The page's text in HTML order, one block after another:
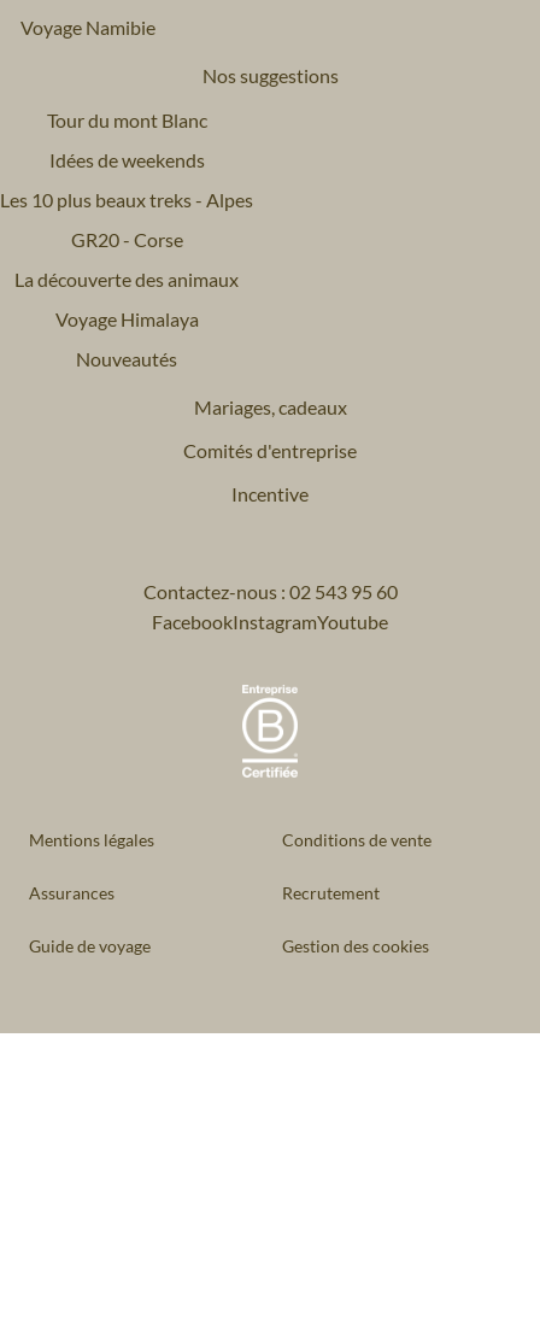
Voyage Namibie
Nos suggestions
Tour du mont Blanc
Idées de weekends
Les 10 plus beaux treks - Alpes
GR20 - Corse
La découverte des animaux
Voyage Himalaya
Nouveautés
Mariages, cadeaux
Comités d'entreprise
Incentive
Contactez-nous : 02 543 95 60
FacebookInstagramYoutube
Mentions légales Conditions de vente
Assurances Recrutement
Guide de voyage Gestion des cookies